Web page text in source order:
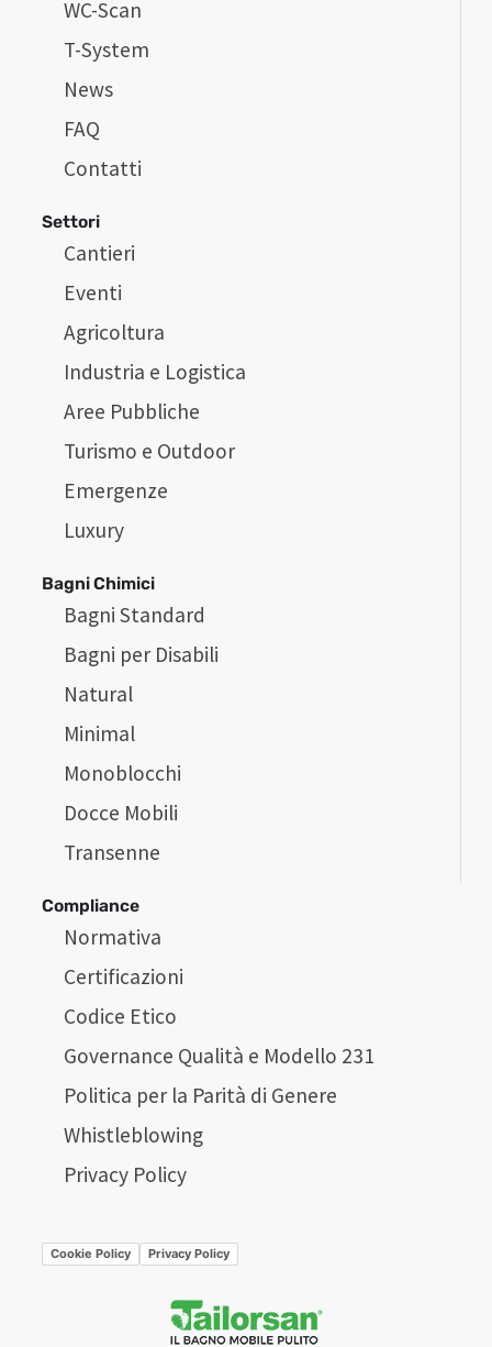
WC-Scan
T-System
News
FAQ
Contatti
Settori
Cantieri
Eventi
Agricoltura
Industria e Logistica
Aree Pubbliche
Turismo e Outdoor
Emergenze
Luxury
Bagni Chimici
Bagni Standard
Bagni per Disabili
Natural
Minimal
Monoblocchi
Docce Mobili
Transenne
Compliance
Normativa
Certificazioni
Codice Etico
Governance Qualità e Modello 231
Politica per la Parità di Genere
Whistleblowing
Privacy Policy
Cookie Policy Privacy Policy